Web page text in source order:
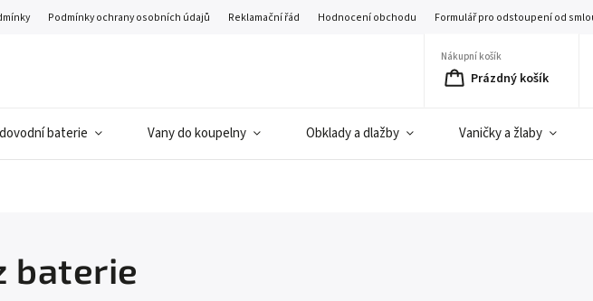
Podmínky ochrany osobních údajů Reklamační řád Hodnocení obchodu Formulář pro odstoupení od
Nákupní košík
Prázdný košík
baterie Vany do koupelny Obklady a dlažby Vaničky a žlaby
baterie